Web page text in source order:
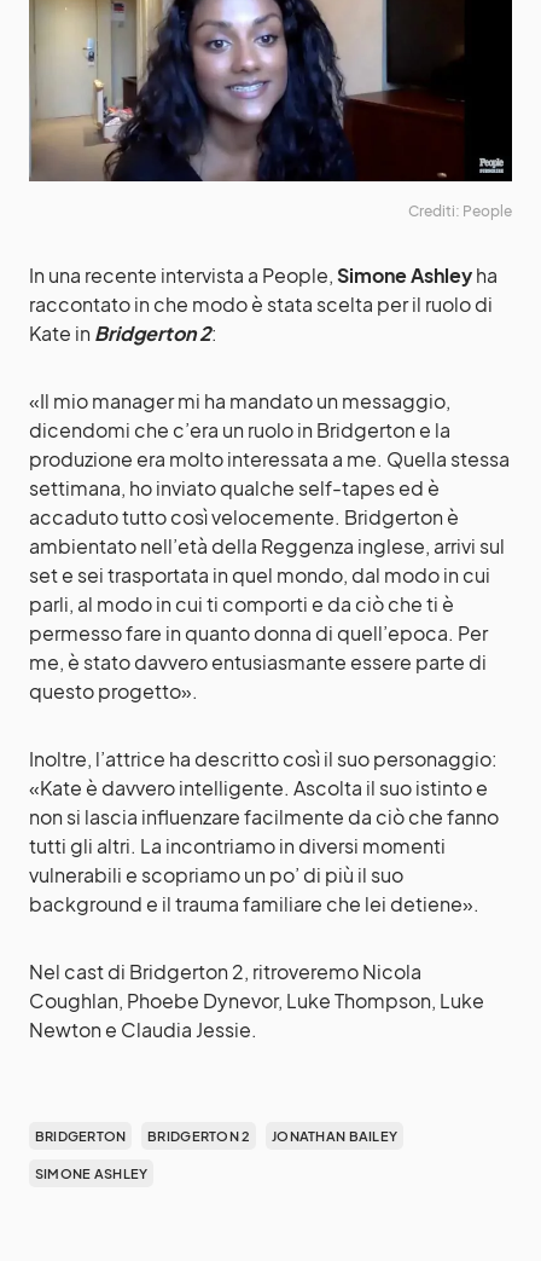
Crediti: People
In una recente intervista a People,Simone Ashleyha
raccontato in che modo è stata scelta per il ruolo di
Kate in Bridgerton 2:
«Il mio manager mi ha mandato un messaggio,
dicendomi che c’era un ruolo in Bridgerton e la
produzione era molto interessata a me. Quella stessa
settimana, ho inviato qualche self-tapes ed è
accaduto tutto così velocemente. Bridgerton è
ambientato nell’età della Reggenza inglese, arrivi sul
set e sei trasportata in quel mondo, dal modo in cui
parli, al modo in cui ti comporti e da ciò che ti è
permesso fare in quanto donna di quell’epoca. Per
me, è stato davvero entusiasmante essere parte di
questo progetto».
Inoltre, l’attrice ha descritto così il suo personaggio:
«Kate è davvero intelligente. Ascolta il suo istinto e
non si lascia influenzare facilmente da ciò che fanno
tutti gli altri. La incontriamo in diversi momenti
vulnerabili e scopriamo un po’ di più il suo
background e il trauma familiare che lei detiene».
Nel cast di Bridgerton 2, ritroveremo Nicola
Coughlan, Phoebe Dynevor, Luke Thompson, Luke
Newton e Claudia Jessie.
BRIDGERTON BRIDGERTON 2 JONATHAN BAILEY
SIMONE ASHLEY